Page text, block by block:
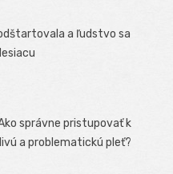
a ľudstvo sa
správne pristupovať k
a problematickú pleť?